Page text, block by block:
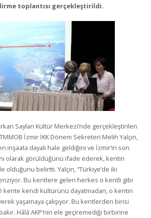
toplantısı gerçekleştirildi.
Saylan Kültür Merkezi’nde gerçekleştirilen
İzmir İKK Dönem Sekreteri Melih Yalçın,
inşaata dayalı hale geldiğini ve İzmir’in son
olarak görüldüğünü ifade ederek, kentin
olduğunu belirtti. Yalçın, “Türkiye’de iki
Bu kentlere gelen herkes o kentli gibi
O kente kendi kültürünü dayatmadan, o kentin
yaşamaya çalışıyor. Bu kentlerden birisi
Hâlâ AKP’nin ele geçiremediği birbirine